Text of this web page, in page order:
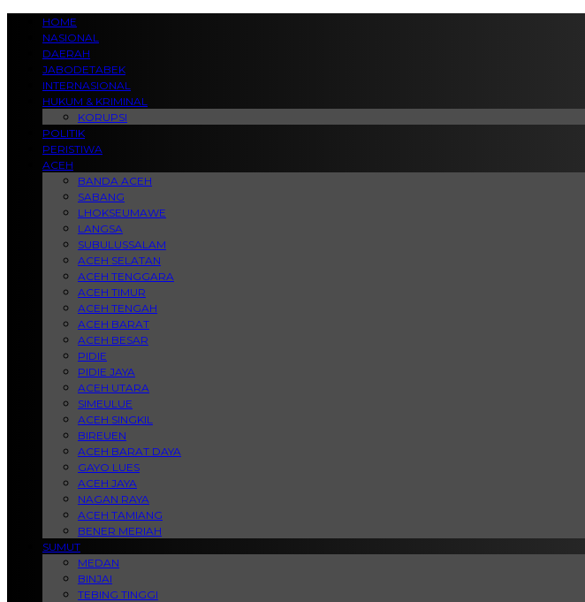
HOME
NASIONAL
DAERAH
JABODETABEK
INTERNASIONAL
HUKUM & KRIMINAL
KORUPSI
POLITIK
PERISTIWA
ACEH
BANDA ACEH
SABANG
LHOKSEUMAWE
LANGSA
SUBULUSSALAM
ACEH SELATAN
ACEH TENGGARA
ACEH TIMUR
ACEH TENGAH
ACEH BARAT
ACEH BESAR
PIDIE
PIDIE JAYA
ACEH UTARA
SIMEULUE
ACEH SINGKIL
BIREUEN
ACEH BARAT DAYA
GAYO LUES
ACEH JAYA
NAGAN RAYA
ACEH TAMIANG
BENER MERIAH
SUMUT
MEDAN
BINJAI
TEBING TINGGI